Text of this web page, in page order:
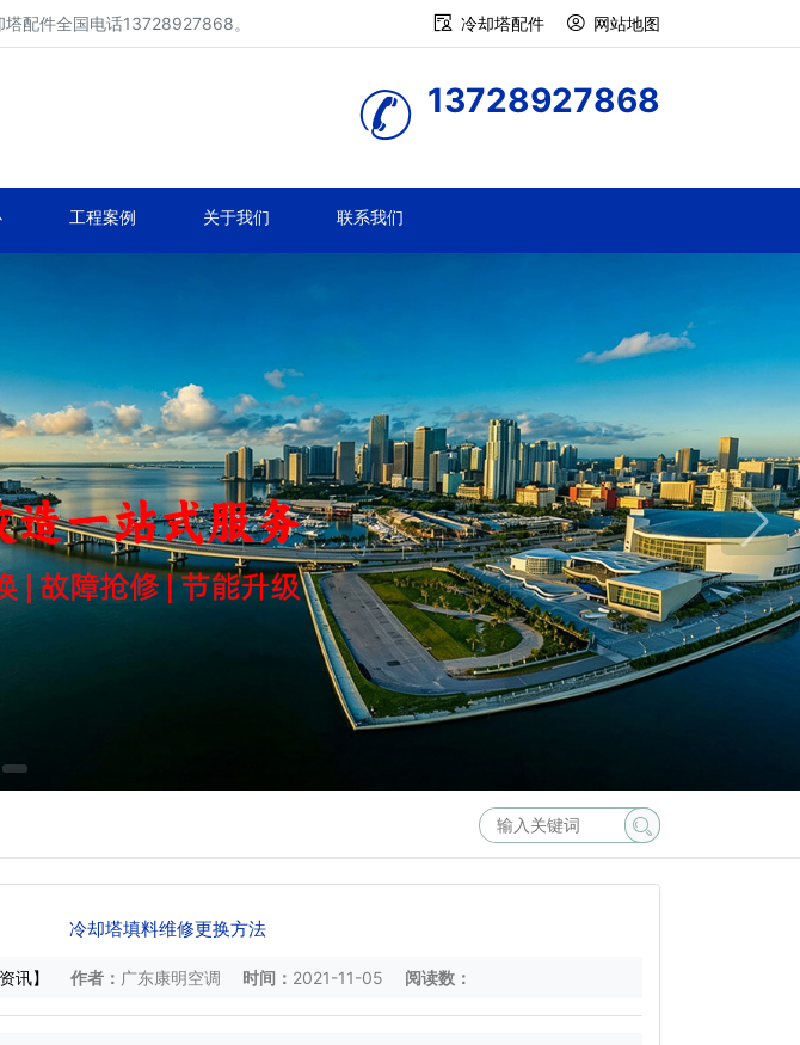
配件全国电话13728927868。 冷却塔配件 网站地图
13728927868
工程案例 关于我们 联系我们
冷却塔填料维修更换方法
讯】 作者： 广东康明空调 时间： 2021-11-05 阅读数：